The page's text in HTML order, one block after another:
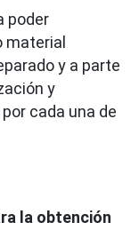
poder
material
y a parte
y
cada una de
la obtención